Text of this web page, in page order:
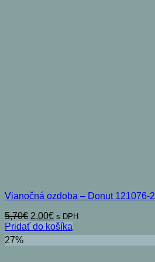
Vianočná ozdoba – Donut 121076-2
5,70€ Pôvodná
cena
bola:
5,70€.
2,00€Aktuálna
cena
je:
2,00€.
s DPH
Pridať do košíka
27%